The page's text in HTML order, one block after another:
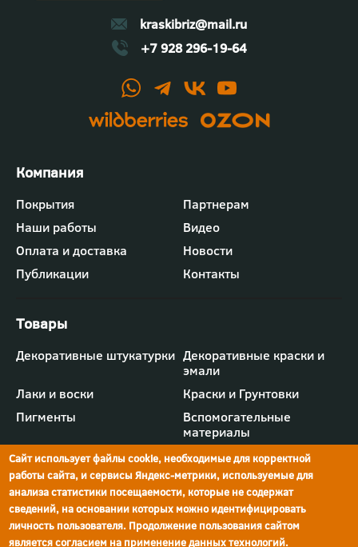
kraskibriz@mail.ru
+7 928 296-19-64
г.Ростов-на-Дону,
ул.Мечникова, д.134
просп. Шолохова, 211/4,
Ростов-на-Дону
Футер
-
меню
"Компания"
Покрытия
Партнерам
Наши работы
Видео
Оплата и доставка
Новости
Публикации
Контакты
Футер
-
меню
"Товары"
Декоративные штукатурки Декоративные краски и
эмали
Лаки и воски
Краски и Грунтовки
Пигменты
Вспомогательные
материалы
Сайт использует файлы cookie, необходимые для корректной
работы сайта, и сервисы Яндекс-метрики, используемые для
анализа статистики посещаемости, которые не содержат
сведений, на основании которых можно идентифицировать
личность пользователя. Продолжение пользования сайтом
является согласием на применение данных технологий.